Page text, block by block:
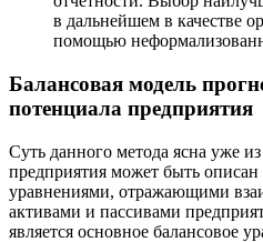
в дальнейшем в качестве
помощью
Балансовая модель
потенциала предприятия
Суть данного метода ясна уже
предприятия может быть
уравнениями, отражающими
активами и пассивами
является основное балансовое